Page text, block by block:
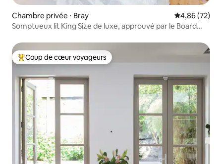
Chambre privée ⋅ Bray Évaluation
4,86 (72)
Somptueux lit King Size de luxe, approuvé par le Board
Coups de cœur voyageurs les plus appréciés
Coup de cœur voyageurs